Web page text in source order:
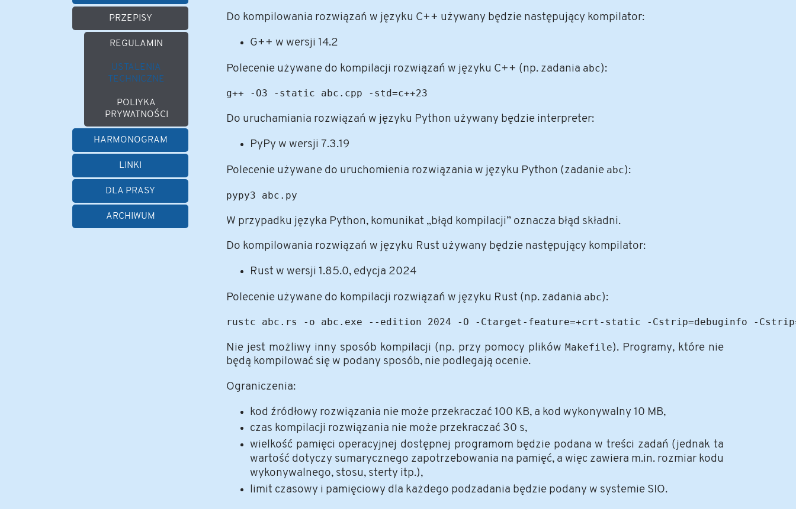
PRZEPISY
REGULAMIN
USTALENIA
TECHNICZNE
POLIYKA
PRYWATNOŚCI
HARMONOGRAM
LINKI
DLA PRASY
ARCHIWUM
Do kompilowania rozwiązań w języku C++ używany będzie następujący kompilator:
G++ w wersji 14.2
Polecenie używane do kompilacji rozwiązań w języku C++ (np. zadania abc):
Do uruchamiania rozwiązań w języku Python używany będzie interpreter:
PyPy w wersji 7.3.19
Polecenie używane do uruchomienia rozwiązania w języku Python (zadanie abc):
W przypadku języka Python, komunikat „błąd kompilacji” oznacza błąd składni.
Do kompilowania rozwiązań w języku Rust używany będzie następujący kompilator:
Rust w wersji 1.85.0, edycja 2024
Polecenie używane do kompilacji rozwiązań w języku Rust (np. zadania abc):
Nie jest możliwy inny sposób kompilacji (np. przy pomocy plików Makefile). Programy, które nie
będą kompilować się w podany sposób, nie podlegają ocenie.
Ograniczenia:
kod źródłowy rozwiązania nie może przekraczać 100 KB, a kod wykonywalny 10 MB,
czas kompilacji rozwiązania nie może przekraczać 30 s,
wielkość pamięci operacyjnej dostępnej programom będzie podana w treści zadań (jednak ta
wartość dotyczy sumarycznego zapotrzebowania na pamięć, a więc zawiera m.in. rozmiar kodu
wykonywalnego, stosu, sterty itp.),
limit czasowy i pamięciowy dla każdego podzadania będzie podany w systemie SIO.